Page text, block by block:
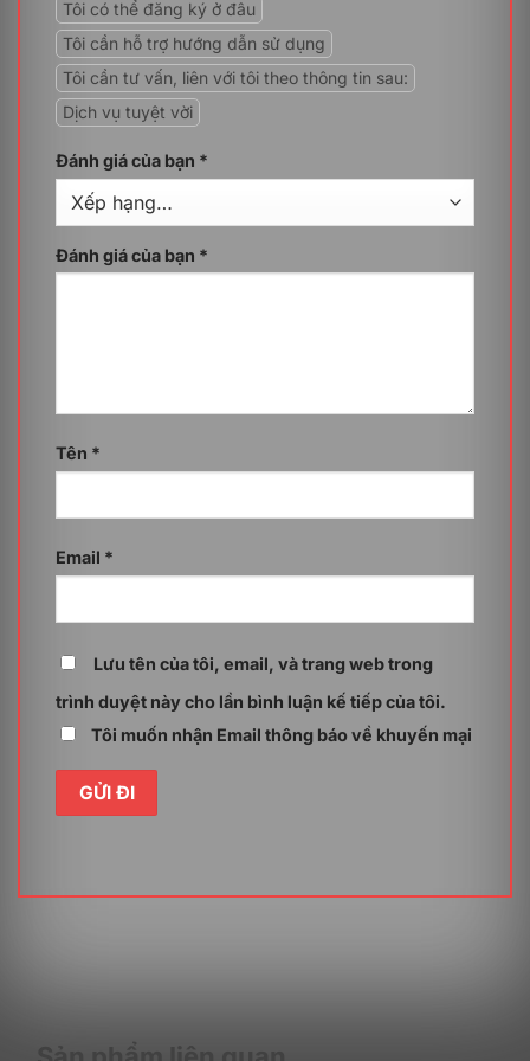
Kích hoạt quy trình phê duyệt tự động dựa trên điều
kiện cụ thể.
Đồng bộ hóa dữ liệu giữa các ứng dụng và nền tảng
khác nhau để duy trì tính nhất quán.
Kiểm soát truy cập và hỗ trợ bảo mật
Tương tự các gói AppSheet khác, Google Workspace
AppSheet Enterprise Standard External User Annually
sở hữu nhiều tính năng bảo mật tiên tiến như kiểm soát
quyền truy cập, mã hoá dữ liệu tiên tiến và xác thực 2
yếu tố để đảm bảo dữ liệu của bạn được bảo vệ
việc nên có khả năng dự đoán dữ liệu, nhận dạng văn
(NLP) giúp nhập liệu nhanh hơn. Ngoài ra, AI còn hỗ
trợ tự động hóa quy trình, phân tích hành vi người dùng
hiệu suất.
Google Workspace AppSheet Enterprise
lợi ích gì?
khách hàng, đối tác mà không cần họ sở hữu tài khoản
Tôi có thể đăng ký ở đâu
Tôi cần hỗ trợ hướng dẫn sử dụng
Tôi cần tư vấn, liên với tôi theo thông tin sau:
Dịch vụ tuyệt vời
Đánh giá của bạn *
Đánh giá của bạn *
Tên *
Email *
Lưu tên của tôi, email, và trang web trong
trình duyệt này cho lần bình luận kế tiếp của tôi.
Tôi muốn nhận Email thông báo về khuyến mại